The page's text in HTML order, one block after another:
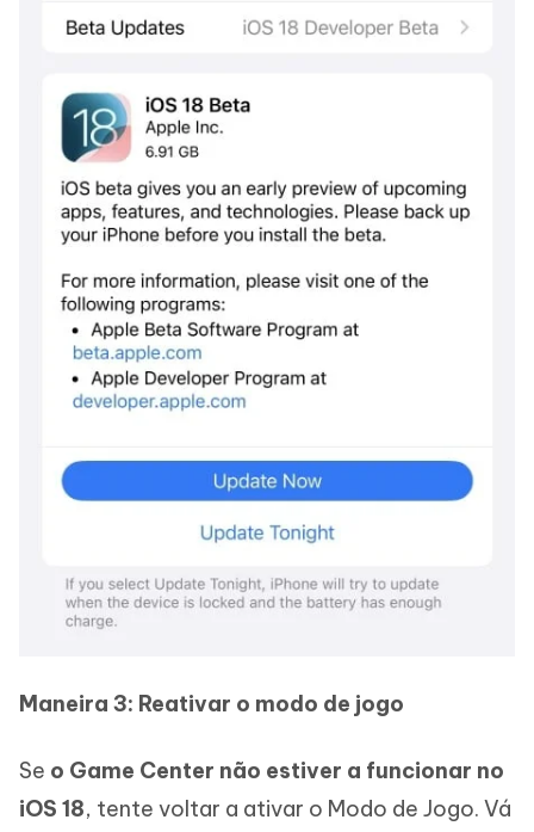
Maneira 3: Reativar o modo de jogo
Se o Game Center não estiver a funcionar no
iOS 18, tente voltar a ativar o Modo de Jogo. Vá